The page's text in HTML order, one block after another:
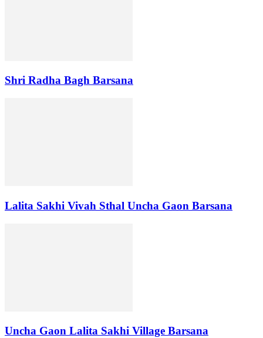
Shri Radha Bagh Barsana
Lalita Sakhi Vivah Sthal Uncha Gaon Barsana
Uncha Gaon Lalita Sakhi Village Barsana